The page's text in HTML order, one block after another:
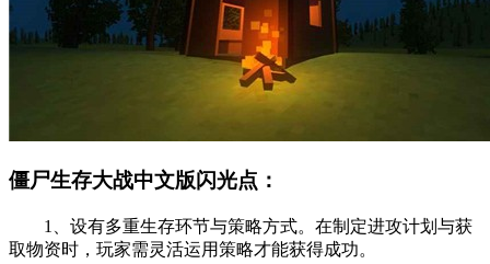
僵尸生存大战中文版闪光点：
1、设有多重生存环节与策略方式。在制定进攻计划与获
取物资时，玩家需灵活运用策略才能获得成功。